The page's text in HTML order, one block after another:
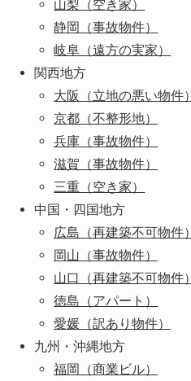
山梨（空き家）
静岡（事故物件）
岐阜（遠方の実家）
関西地方
大阪（立地の悪い物件）
京都（不整形地）
兵庫（事故物件）
滋賀（事故物件）
三重（空き家）
中国・四国地方
広島（再建築不可物件）
岡山（事故物件）
山口（再建築不可物件）
徳島（アパート）
愛媛（訳あり物件）
九州・沖縄地方
福岡（商業ビル）